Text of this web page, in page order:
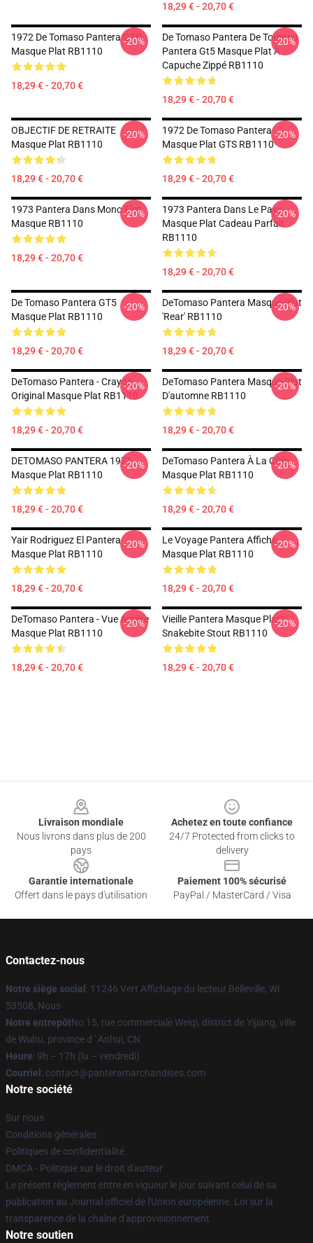
18,29 € - 20,70 €
1972 De Tomaso Pantera GTS
Masque Plat RB1110
18,29 € - 20,70 €
-20%
De Tomaso Pantera De Tomaso
Pantera Gt5 Masque Plat À
Capuche Zippé RB1110
18,29 € - 20,70 €
-20%
OBJECTIF DE RETRAITE
Masque Plat RB1110
18,29 € - 20,70 €
-20%
1972 De Tomaso Pantera
Masque Plat GTS RB1110
18,29 € - 20,70 €
-20%
1973 Pantera Dans Mono Flat
Masque RB1110
18,29 € - 20,70 €
-20%
1973 Pantera Dans Le Pays
Masque Plat Cadeau Parfait
RB1110
18,29 € - 20,70 €
-20%
De Tomaso Pantera GT5
Masque Plat RB1110
18,29 € - 20,70 €
-20%
DeTomaso Pantera Masque Plat
'Rear' RB1110
18,29 € - 20,70 €
-20%
DeTomaso Pantera - Crayon,
Original Masque Plat RB1110
18,29 € - 20,70 €
-20%
DeTomaso Pantera Masque Plat
D'automne RB1110
18,29 € - 20,70 €
-20%
DETOMASO PANTERA 1971
Masque Plat RB1110
18,29 € - 20,70 €
-20%
DeTomaso Pantera À La Côte
Masque Plat RB1110
18,29 € - 20,70 €
-20%
Yair Rodriguez El Pantera
Masque Plat RB1110
18,29 € - 20,70 €
-20%
Le Voyage Pantera Affiche
Masque Plat RB1110
18,29 € - 20,70 €
-20%
DeTomaso Pantera - Vue Arrière
Masque Plat RB1110
18,29 € - 20,70 €
-20%
Vieille Pantera Masque Plat
Snakebite Stout RB1110
18,29 € - 20,70 €
-20%
Livraison mondiale
Nous livrons dans plus de 200
pays
Achetez en toute confiance
24/7 Protected from clicks to
delivery
Garantie internationale
Offert dans le pays d'utilisation
Paiement 100% sécurisé
PayPal / MasterCard / Visa
Contactez-nous
Notre siège social : 11246 Vert Affichage du lecteur Belleville, Wi
53508, Nous
Notre entrepôtNo 15, rue commerciale Weiqi, district de Yijiang, ville
de Wuhu, province d ' Anhui, CN
Heure: 9h – 17h (lu – vendredi)
Courriel : contact@panteramarchandises.com
Notre société
Sur nous
Conditions générales
Politiques de confidentialité
DMCA - Politique sur le droit d'auteur
Le présent règlement entre en vigueur le jour suivant celui de sa
publication au Journal officiel de l'Union européenne. Loi sur la
transparence de la chaîne d'approvisionnement
Notre soutien